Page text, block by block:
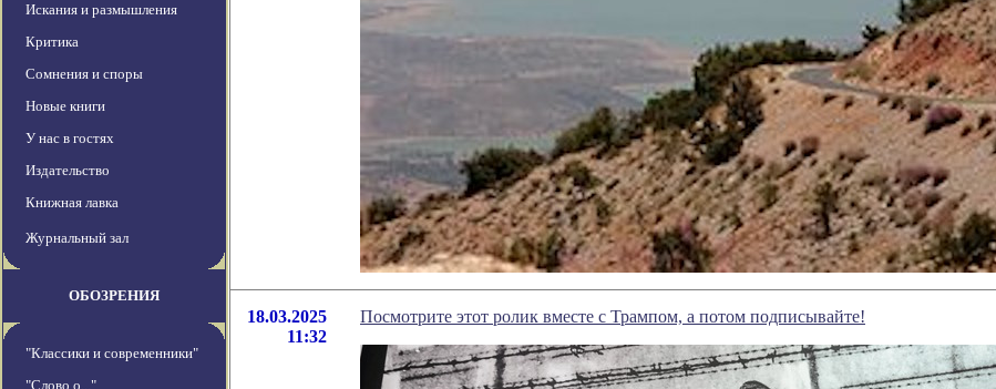
Искания и размышления
Критика
Сомнения и споры
Новые книги
У нас в гостях
Издательство
Книжная лавка
Журнальный зал
ОБОЗРЕНИЯ
"Классики и современники"
"Слово о..."
18.03.2025
11:32
Посмотрите этот ролик вместе с Трампом, а потом подписывайте!